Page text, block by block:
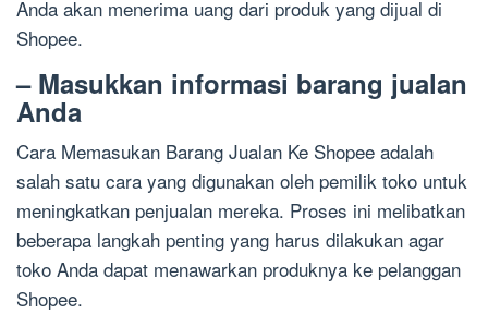
Anda akan menerima uang dari produk yang dijual di
Shopee.
– Masukkan informasi barang jualan
Anda
Cara Memasukan Barang Jualan Ke Shopee adalah
salah satu cara yang digunakan oleh pemilik toko untuk
meningkatkan penjualan mereka. Proses ini melibatkan
beberapa langkah penting yang harus dilakukan agar
toko Anda dapat menawarkan produknya ke pelanggan
Shopee.